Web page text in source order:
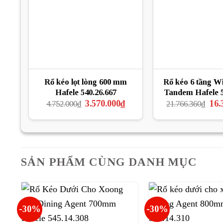
Rổ kéo lọt lòng 600 mm
Hafele 540.26.667
4.752.000₫ Giá
là:
3.570.000₫Giá
hiện
tại
3.570.000₫.
Rổ kéo 6 tầng
Tandem Hafele
21.766.360₫ Giá
là:
SẢN PHẨM CÙNG DANH MỤC
-30% -30%